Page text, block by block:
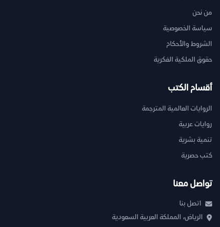
من نحن
سياسة الخصوصية
الشروط والأحكام
حقوق الملكية الفكرية
أقسام الكتب
الروايات العالمية المترجمة
روايات عربية
تنمية بشرية
كتب حصرية
تواصل معنا
اتصل بنا
الرياض، المملكة العربية السعودية